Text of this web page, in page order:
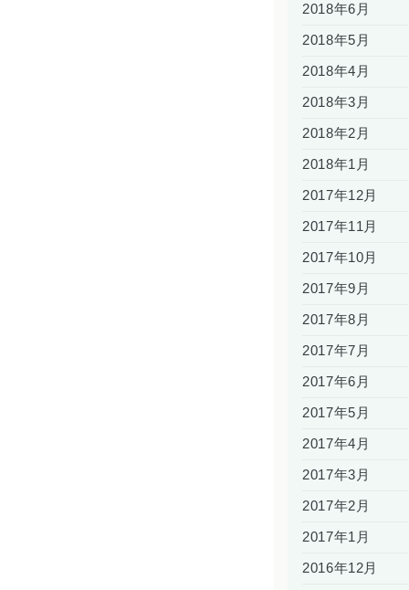
2018年6月
2018年5月
2018年4月
2018年3月
2018年2月
2018年1月
2017年12月
2017年11月
2017年10月
2017年9月
2017年8月
2017年7月
2017年6月
2017年5月
2017年4月
2017年3月
2017年2月
2017年1月
2016年12月